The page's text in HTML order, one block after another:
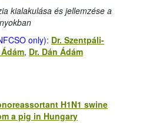
kialakulása és jellemzése a
only): Dr. Szentpáli-
, Dr. Dán Ádám
H1N1 swine
a pig in Hungary